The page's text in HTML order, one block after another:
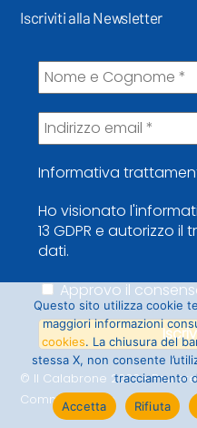
Iscriviti alla Newsletter
Informativa
Ho visionato
13 GDPR e autorizzo
dati.
Approvo il
© Il Calabrone 2022 •
Communication
Questo sito utilizza cookie
maggiori informazioni
cookies. La chiusura del
stessa X, non consente
tracciamento
Accetta
Rifiuta